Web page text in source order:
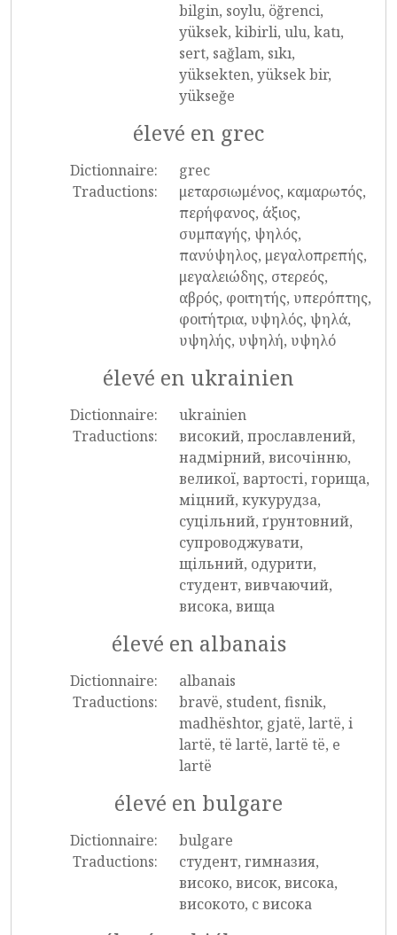
bilgin, soylu, öğrenci,
yüksek, kibirli, ulu, katı,
sert, sağlam, sıkı,
yüksekten, yüksek bir,
yükseğe
élevé en grec
Dictionnaire:
grec
Traductions:
μεταρσιωμένος, καμαρωτός,
περήφανος, άξιος,
συμπαγής, ψηλός,
πανύψηλος, μεγαλοπρεπής,
μεγαλειώδης, στερεός,
αβρός, φοιτητής, υπερόπτης,
φοιτήτρια, υψηλός, ψηλά,
υψηλής, υψηλή, υψηλό
élevé en ukrainien
Dictionnaire:
ukrainien
Traductions:
високий, прославлений,
надмірний, височінню,
великої, вартості, горища,
міцний, кукурудза,
суцільний, ґрунтовний,
супроводжувати,
щільний, одурити,
студент, вивчаючий,
висока, вища
élevé en albanais
Dictionnaire:
albanais
Traductions:
bravë, student, fisnik,
madhështor, gjatë, lartë, i
lartë, të lartë, lartë të, e
lartë
élevé en bulgare
Dictionnaire:
bulgare
Traductions:
студент, гимназия,
високо, висок, висока,
високото, с висока